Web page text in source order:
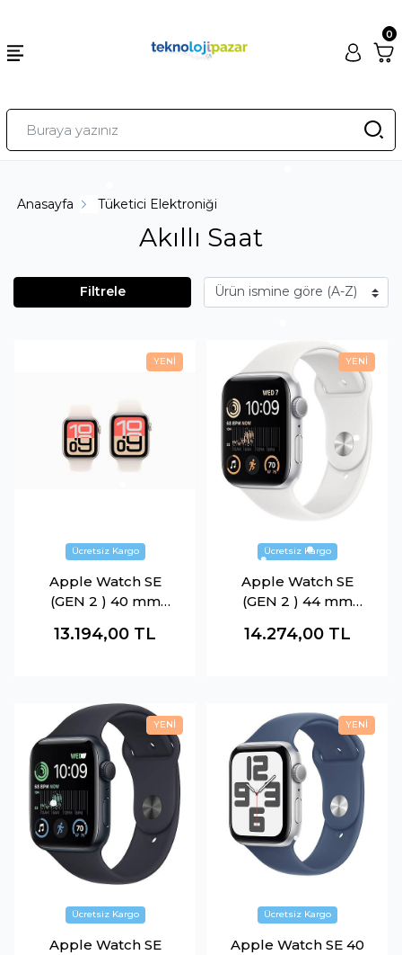
0
Akıllı Saat
Anasayfa Tüketici Elektroniği
Filtrele
Apple Watch SE
(GEN 2 ) 40 mm
13.194,00 TL
Apple Watch SE
(GEN 2 ) 44 mm
14.274,00 TL
Apple Watch SE
Apple Watch SE 40